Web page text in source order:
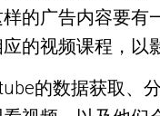
的广告内容要有
的视频课程，以
的数据获取、